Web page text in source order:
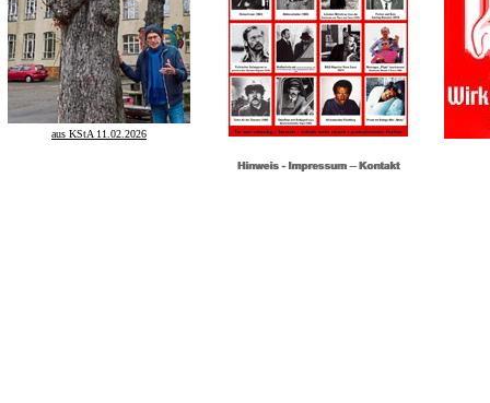
aus KStA 11.02.2026